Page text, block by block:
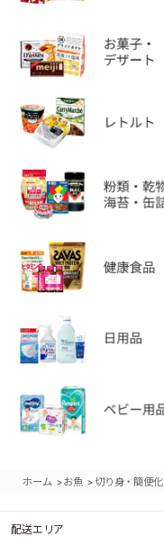
ホーム >お魚 >切り身・簡便
配送エリア